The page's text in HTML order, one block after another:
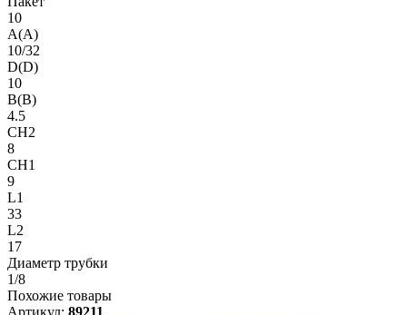
10
A(A)
10/32
D(D)
10
B(B)
4.5
CH2
8
CH1
9
L1
33
L2
17
Диаметр трубки
1/8
Похожие товары
Артикул: 89211